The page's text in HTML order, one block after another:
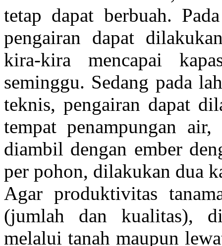
tetap dapat berbuah.
pengairan dapat
kira-kira mencapai
seminggu. Sedang pada
teknis, pengairan dapat
tempat penampungan
diambil dengan ember
per pohon, dilakukan dua
Agar produktivitas
(jumlah dan kualitas),
melalui tanah maupun